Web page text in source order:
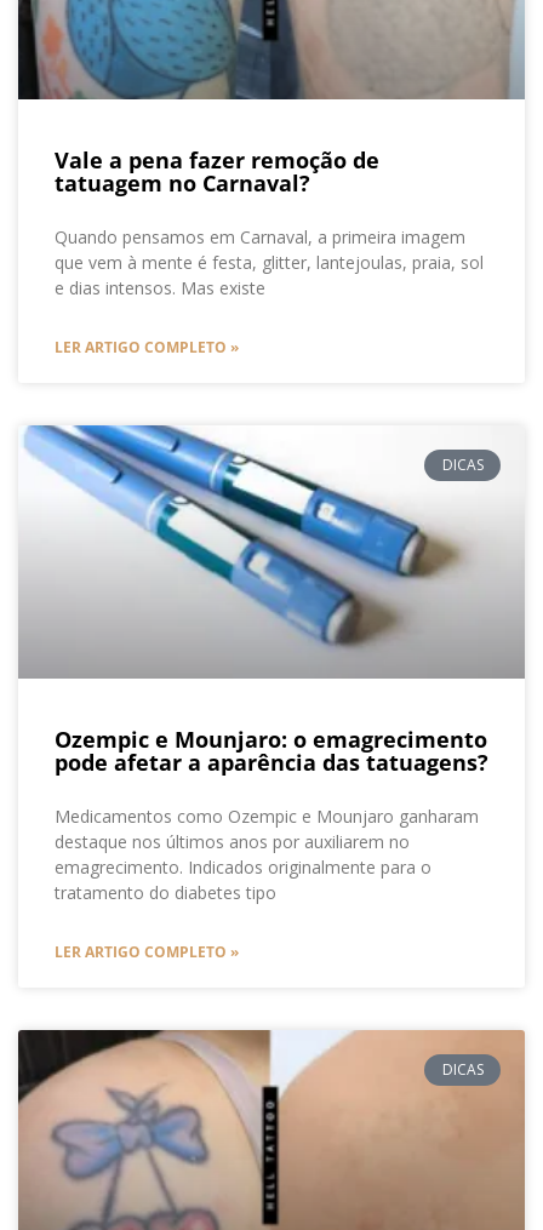
Vale a pena fazer remoção de
tatuagem no Carnaval?
Quando pensamos em Carnaval, a primeira imagem
que vem à mente é festa, glitter, lantejoulas, praia, sol
e dias intensos. Mas existe
LER ARTIGO COMPLETO »
DICAS
Ozempic e Mounjaro: o emagrecimento
pode afetar a aparência das tatuagens?
Medicamentos como Ozempic e Mounjaro ganharam
destaque nos últimos anos por auxiliarem no
emagrecimento. Indicados originalmente para o
tratamento do diabetes tipo
LER ARTIGO COMPLETO »
DICAS